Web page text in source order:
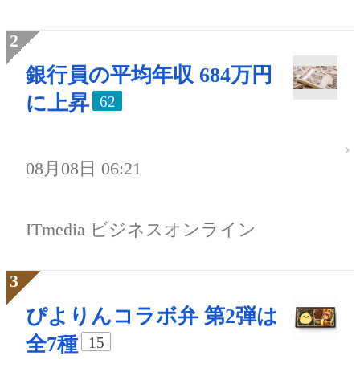
銀行員の平均年収 684万円
に上昇
62
08月08日 06:21
ITmedia ビジネスオンライン
ぴよりんコラボ弁 第2弾は
全7種
15